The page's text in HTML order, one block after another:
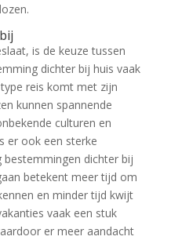
is de keuze tussen
dichter bij huis vaak
reis komt met zijn
kunnen spannende
culturen en
er ook een sterke
bestemmingen dichter bij
betekent meer tijd om
en minder tijd kwijt
vaak een stuk
er meer aandacht